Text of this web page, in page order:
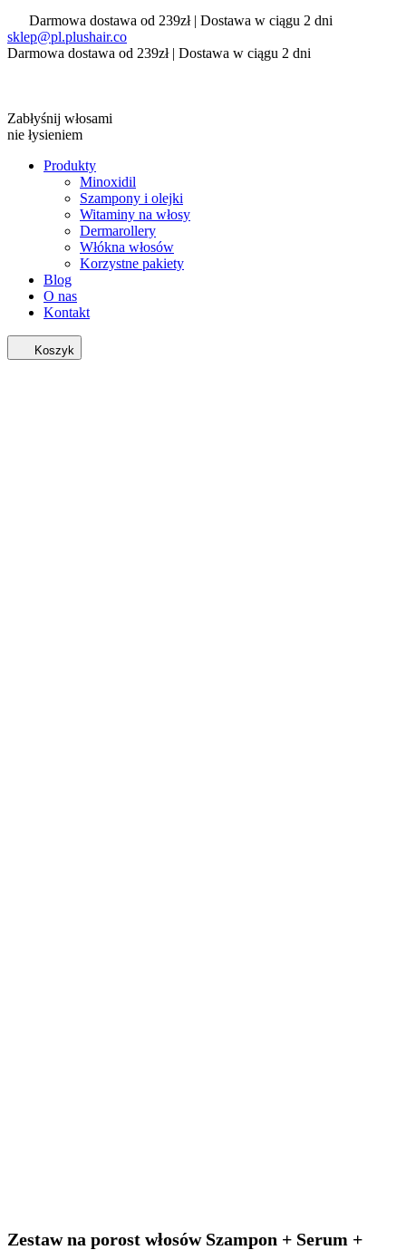
Darmowa dostawa od 239zł | Dostawa w ciągu 2 dni
sklep@pl.plushair.co
Darmowa dostawa od 239zł | Dostawa w ciągu 2 dni
Zabłyśnij włosami
nie łysieniem
Produkty
Minoxidil
Szampony i olejki
Witaminy na włosy
Dermarollery
Włókna włosów
Korzystne pakiety
Blog
O nas
Kontakt
Koszyk
Zestaw na porost włosów Szampon + Serum +